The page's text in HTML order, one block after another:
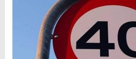
المكثفة